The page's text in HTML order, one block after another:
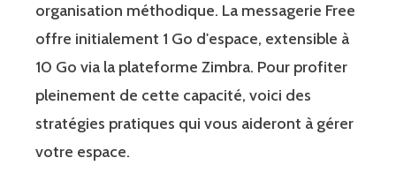
organisation méthodique. La messagerie Free
offre initialement 1 Go d'espace, extensible à
10 Go via la plateforme Zimbra. Pour profiter
pleinement de cette capacité, voici des
stratégies pratiques qui vous aideront à gérer
votre espace.